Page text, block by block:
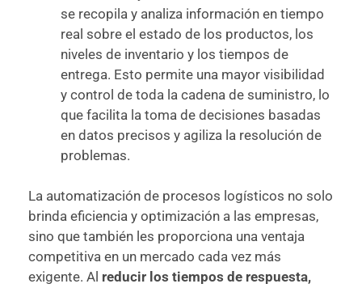
se recopila y analiza información en tiempo
real sobre el estado de los productos, los
niveles de inventario y los tiempos de
entrega. Esto permite una mayor visibilidad
y control de toda la cadena de suministro, lo
que facilita la toma de decisiones basadas
en datos precisos y agiliza la resolución de
problemas.
La automatización de procesos logísticos no solo
brinda eficiencia y optimización a las empresas,
sino que también les proporciona una ventaja
competitiva en un mercado cada vez más
exigente. Al reducir los tiempos de respuesta,